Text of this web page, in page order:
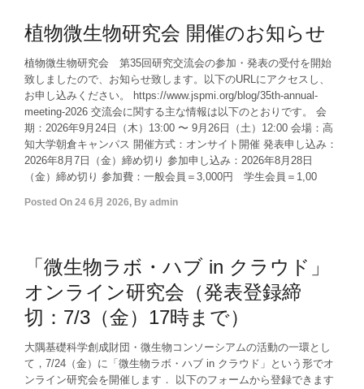
植物微生物研究会 開催のお知らせ
植物微生物研究会 第35回研究交流会の参加・発表の受付を開始
致しましたので、お知らせ致します。以下のURLにアクセスし、
お申し込みください。 https://www.jspmi.org/blog/35th-annual-
meeting-2026 交流会に関する主な情報は以下のとおりです。 会
期：2026年9月24日（木）13:00 〜 9月26日（土）12:00 会場：高
知大学朝倉キャンパス 開催方式：オンサイト開催 発表申し込み：
2026年8月7日（金）締め切り 参加申し込み：2026年8月28日
（金）締め切り 参加費：一般会員＝3,000円 学生会員＝1,00
Posted On 24 6月 2026, By admin
「微生物ラボ・ハブ in クラウド」
オンライン研究会（発表登録締
切：7/3（金）17時まで）
大隅基礎科学創成財団・微生物コンソーシアムの活動の一環とし
て，7/24（金）に「微生物ラボ・ハブ in クラウド」という形でオ
ンライン研究会を開催します． 以下のフォームから登録できます